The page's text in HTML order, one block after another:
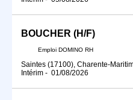
BOUCHER (H/F)
Emploi DOMINO RH
Saintes (17100), Charente-
Intérim - 01/08/2026